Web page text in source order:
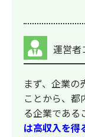
運営者
まず、企業の
ことから、
る企業である
は高収入を得